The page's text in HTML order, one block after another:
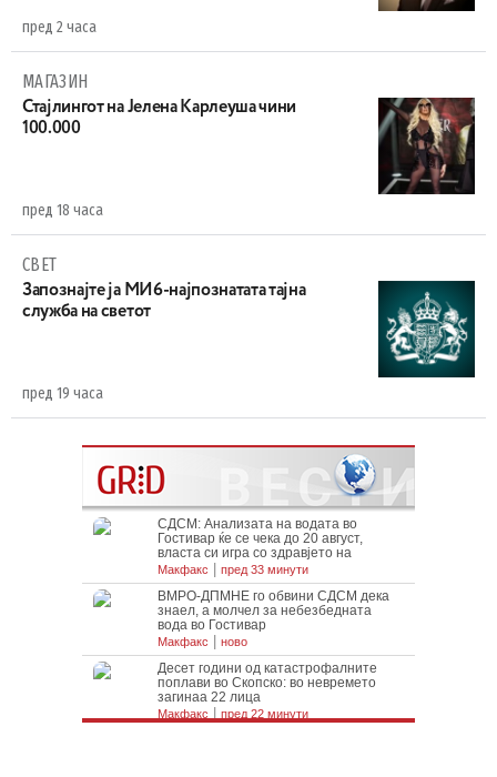
пред 2 часа
МАГАЗИН
Стајлингот на Јелена Карлеуша чини
100.000
пред 18 часа
СВЕТ
Запознајте ја МИ6-најпознатата тајна
служба на светот
пред 19 часа